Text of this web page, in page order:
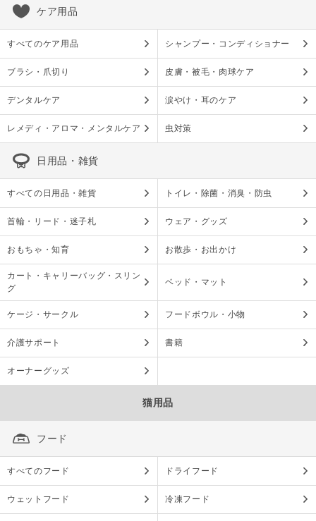
ケア用品
すべてのケア用品 シャンプー・コンディショナー
ブラシ・爪切り 皮膚・被毛・肉球ケア
デンタルケア 涙やけ・耳のケア
レメディ・アロマ・メンタルケア 虫対策
日用品・雑貨
すべての日用品・雑貨 トイレ・除菌・消臭・防虫
首輪・リード・迷子札 ウェア・グッズ
おもちゃ・知育 お散歩・お出かけ
カート・キャリーバッグ・スリン
グ
ベッド・マット
ケージ・サークル フードボウル・小物
介護サポート 書籍
オーナーグッズ
猫用品
フード
すべてのフード ドライフード
ウェットフード 冷凍フード